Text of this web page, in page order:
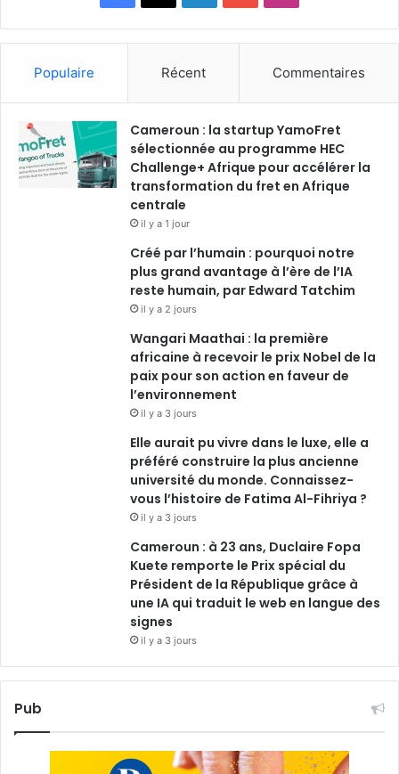
a
b
o
o
i
e
d
o
u
b
n
a
g
m
Populaire Récent Commentaires
Cameroun : la startup YamoFret
sélectionnée au programme HEC
Challenge+ Afrique pour accélérer la
transformation du fret en Afrique
centrale
il y a 1 jour
Créé par l’humain : pourquoi notre
plus grand avantage à l’ère de l’IA
reste humain, par Edward Tatchim
il y a 2 jours
Wangari Maathai : la première
africaine à recevoir le prix Nobel de la
paix pour son action en faveur de
l’environnement
il y a 3 jours
Elle aurait pu vivre dans le luxe, elle a
préféré construire la plus ancienne
université du monde. Connaissez-
vous l’histoire de Fatima Al-Fihriya ?
il y a 3 jours
Cameroun : à 23 ans, Duclaire Fopa
Kuete remporte le Prix spécial du
Président de la République grâce à
une IA qui traduit le web en langue des
signes
il y a 3 jours
Pub